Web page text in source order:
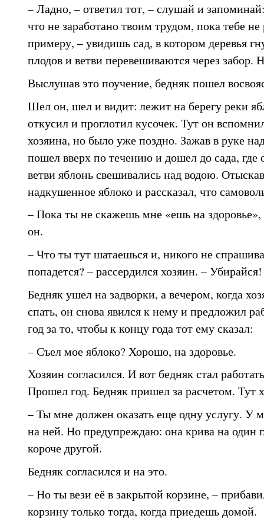
– Ладно, – ответил тот, – слушай и
что не заработано твоим трудом, пока тебе
примеру, – увидишь сад, в котором деревья
плодов и ветви перевешиваются через забор.
Выслушав это поучение, бедняк пошел
Шел он, шел и видит: лежит на берегу реки
откусил и проглотил кусочек. Тут он
хозяина, но было уже поздно. Зажав в руке
пошел вверх по течению и дошел до сада,
ветви яблонь свешивались над водою.
надкушенное яблоко и рассказал, что
– Пока ты не скажешь мне «ешь на здоровье»,
он.
– Что ты тут шатаешься и, никого не
попадется? – рассердился хозяин. – Убирайся!
Бедняк ушел на задворки, а вечером, когда
спать, он снова явился к нему и предложил
год за то, чтобы к концу года тот ему сказал:
– Съел мое яблоко? Хорошо, на здоровье.
Хозяин согласился. И вот бедняк стал
Прошел год. Бедняк пришел за расчетом. Тут
– Ты мне должен оказать еще одну услугу. У
на ней. Но предупреждаю: она крива на один
короче другой.
Бедняк согласился и на это.
– Но ты вези её в закрытой корзине, –
корзину только тогда, когда приедешь домой.